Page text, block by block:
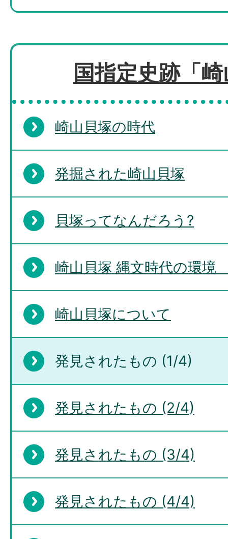
国指定史跡「
崎山貝塚の時代
発掘された崎山貝塚
貝塚ってなんだろう?
崎山貝塚 縄文時代の環境
崎山貝塚について
発見されたもの (1/4)
発見されたもの (2/4)
発見されたもの (3/4)
発見されたもの (4/4)